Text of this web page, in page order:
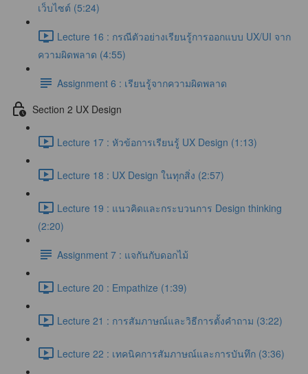
เว็บไซต์ (5:24)
Lecture 16 : กรณีตัวอย่างเรียนรู้การออกแบบ UX/UI จาก
ความผิดพลาด (4:55)
Assignment 6 : เรียนรู้จากความผิดพลาด
Section 2 UX Design
Lecture 17 : หัวข้อการเรียนรู้ UX Design (1:13)
Lecture 18 : UX Design ในทุกสิ่ง (2:57)
Lecture 19 : แนวคิดและกระบวนการ Design thinking
(2:20)
Assignment 7 : แจกันกับดอกไม้
Lecture 20 : Empathize (1:39)
Lecture 21 : การสัมภาษณ์และวิธีการตั้งคำถาม (3:22)
Lecture 22 : เทคนิคการสัมภาษณ์และการบันทึก (3:36)